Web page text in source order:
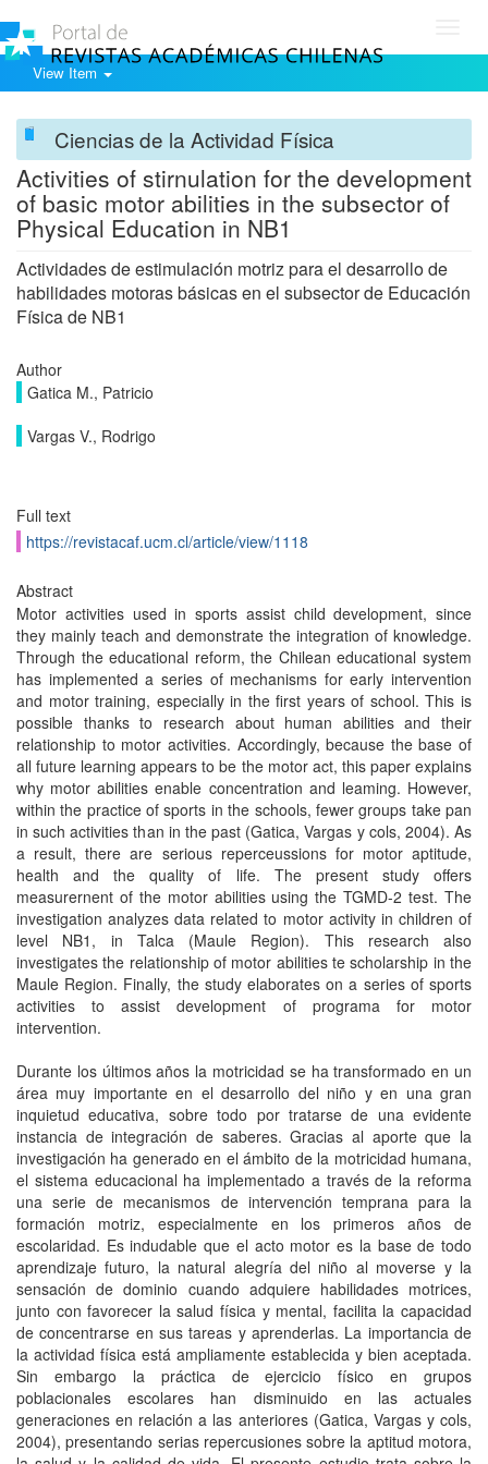
View Item
Ciencias de la Actividad Física
Activities of stirnulation for the development
of basic motor abilities in the subsector of
Physical Education in NB1
Actividades de estimulación motriz para el desarrollo de
habilidades motoras básicas en el subsector de Educación
Física de NB1
Author
Gatica M., Patricio
Vargas V., Rodrigo
Full text
https://revistacaf.ucm.cl/article/view/1118
Abstract
Motor activities used in sports assist child development, since
they mainly teach and demonstrate the integration of knowledge.
Through the educational reform, the Chilean educational system
has implemented a series of mechanisms for early intervention
and motor training, especially in the first years of school. This is
possible thanks to research about human abilities and their
relationship to motor activities. Accordingly, because the base of
all future learning appears to be the motor act, this paper explains
why motor abilities enable concentration and leaming. However,
within the practice of sports in the schools, fewer groups take pan
in such activities than in the past (Gatica, Vargas y cols, 2004). As
a result, there are serious reperceussions for motor aptitude,
health and the quality of life. The present study offers
measurernent of the motor abilities using the TGMD-2 test. The
investigation analyzes data related to motor activity in children of
level NB1, in Talca (Maule Region). This research also
investigates the relationship of motor abilities te scholarship in the
Maule Region. Finally, the study elaborates on a series of sports
activities to assist development of programa for motor
intervention.
Durante los últimos años la motricidad se ha transformado en un
área muy importante en el desarrollo del niño y en una gran
inquietud educativa, sobre todo por tratarse de una evidente
instancia de integración de saberes. Gracias al aporte que la
investigación ha generado en el ámbito de la motricidad humana,
el sistema educacional ha implementado a través de la reforma
una serie de mecanismos de intervención temprana para la
formación motriz, especialmente en los primeros años de
escolaridad. Es indudable que el acto motor es la base de todo
aprendizaje futuro, la natural alegría del niño al moverse y la
sensación de dominio cuando adquiere habilidades motrices,
junto con favorecer la salud física y mental, facilita la capacidad
de concentrarse en sus tareas y aprenderlas. La importancia de
la actividad física está ampliamente establecida y bien aceptada.
Sin embargo la práctica de ejercicio físico en grupos
poblacionales escolares han disminuido en las actuales
generaciones en relación a las anteriores (Gatica, Vargas y cols,
2004), presentando serias repercusiones sobre la aptitud motora,